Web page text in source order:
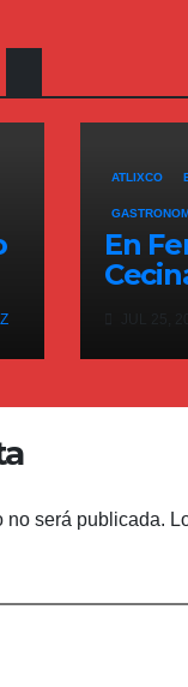
ATLIXCO
En
18
no será publicada.